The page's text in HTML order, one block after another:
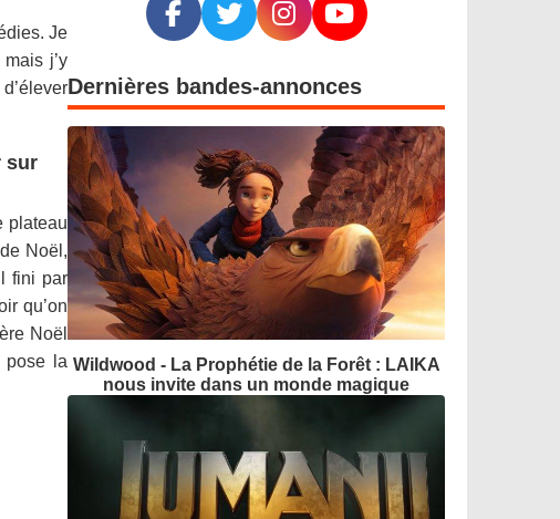
Je
j’y
sur
plateau
Noël,
fini par
qu’on
Noël
pose la
Dernières bandes-annonces
Wildwood - La Prophétie de la Forêt : LAIKA
nous invite dans un monde magique